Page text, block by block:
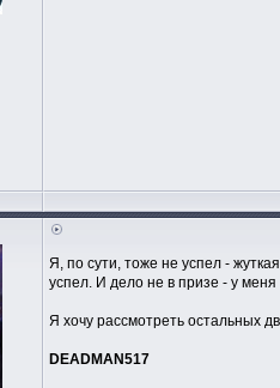
Я, по сути, тоже не успел -
успел. И дело не в призе - у меня
Я хочу рассмотреть остальных
DEADMAN517